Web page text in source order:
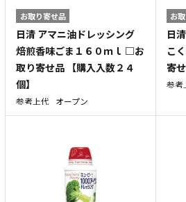
お取り寄せ品
日清 アマニ油ドレッシング
焙煎香味ごま１６０ｍｌ □お
取り寄せ品 【購入入数２４
個】
参考上代 オープン
お
日
こ
寄
参考